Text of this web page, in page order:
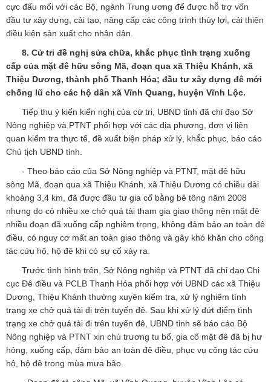
cực đấu mối với các Bộ, ngành Trung ương để được hỗ trợ vốn
đầu tư xây dựng, cải tạo, nâng cấp các công trình thủy lợi, cải thiện
điều kiện sản xuất cho nhân dân.
8. Cử tri đề nghị sửa chữa, khắc phục tình trạng xuống
cấp của mặt đê hữu sông Mã, đoạn qua xã Thiệu Khánh, xã
Thiệu Dương, thành phố Thanh Hóa; đầu tư xây dựng đê mới
chống lũ cho các hộ dân xã Vĩnh Quang, huyện Vĩnh Lộc.
Tiếp thu ý kiến kiến nghị của cử tri, UBND tỉnh đã chỉ đạo Sở
Nông nghiệp và PTNT phối hợp với các địa phương, đơn vị liên
quan kiểm tra thực tế, đề xuất biện pháp xử lý, khắc phục, báo cáo
Chủ tịch UBND tỉnh.
- Theo báo cáo của Sở Nông nghiệp và PTNT, mặt đê hữu
sông Mã, đoạn qua xã Thiệu Khánh, xã Thiệu Dương có chiều dài
khoảng 3,4 km, đã được đầu tư gia cố bằng bê tông năm 2008
nhưng do có nhiều xe chở quá tải tham gia giao thông nên mặt đê
nhiều đoạn đã xuống cấp nghiêm trọng, không đảm bảo an toàn đê
điều, có nguy cơ mất an toàn giao thông và gây khó khăn cho công
tác cứu hộ, hộ đê khi có sự cố xảy ra.
Trước tình hình trên, Sở Nông nghiệp và PTNT đã chỉ đạo Chi
cục Đê điều và PCLB Thanh Hóa phối hợp với UBND các xã Thiệu
Dương, Thiệu Khánh thường xuyên kiểm tra, xử lý nghiêm tình
trạng xe chở quá tải đi trên tuyến đê. Sau khi xử lý dứt điểm tình
trạng xe chở quá tải đi trên tuyến đê, UBND tỉnh sẽ báo cáo Bộ
Nông nghiệp và PTNT xin chủ trương tu bổ, gia cố mặt đê đã bị hư
hỏng, xuống cấp, đảm bảo an toàn đê điều, phục vụ công tác cứu
hộ, hộ đê trong mùa mưa bão.